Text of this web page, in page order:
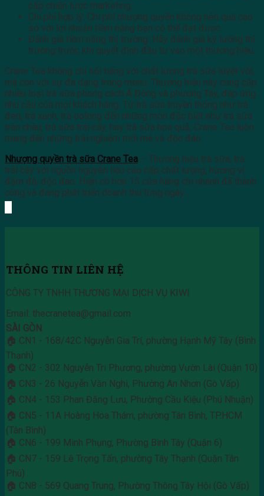
cấp chiến lược marketing.
Chi phí hợp lý: Chi phí nhượng quyền không nên quá cao
so với lợi nhuận tiềm năng bạn có thể đạt được.
Đánh giá tiềm năng thị trường: Hãy đánh giá kỹ lưỡng thị
trường trước khi quyết định đầu tư vào một thương hiệu.
Crane Tea không chỉ nổi tiếng với chất lượng trà sữa tuyệt vời,
mà còn với sự đa dạng trong menu. Thương hiệu này cung cấp
nhiều loại trà sữa phong cách Á Đông và phương Tây, đáp ứng
nhu cầu của mọi khách hàng. Từ trà sữa truyền thống như trà
đen, trà xanh, trà oolong đến những món đặc biệt như trà sữa
trân châu, trà sữa trái cây, hay trà sữa hoa quả, Crane Tea luôn
mang đến những trải nghiệm mới mẻ và độc đáo.
Nhượng quyền trà sữa Crane Tea – Thương hiệu trà sữa, trà
trái cây với nguồn nguyên liệu cao cấp chất lượng, hương vị
đậm đà, độc đáo. Hiện có hơn 15 cửa hàng chi nhánh đã thành
công và đang phát triển doanh thu từng ngày.
THÔNG TIN LIÊN HỆ
CÔNG TY TNHH THƯƠNG MẠI DỊCH VỤ KIWI
Email: thecranetea@gmail.com
SÀI GÒN
🏠 CN1 - 168/42C Nguyễn Gia Trí, phường Hạnh Mỹ Tây (Bình
Thạnh)
🏠 CN2 - 302 Nguyễn Tri Phương, phường Vườn Lài (Quận 10)
🏠 CN3 - 26 Nguyễn Văn Nghi, Phường An Nhơn (Gò Vấp)
🏠 CN4 - 153 Phan Đăng Lưu, Phường Cầu Kiệu (Phú Nhuận)
🏠 CN5 - 11A Hoàng Hoa Thám, phường Tân Bình, TP.HCM
(Tân Bình)
🏠 CN6 - 199 Minh Phụng, Phường Bình Tây (Quận 6)
🏠 CN7 - 159 Lê Trọng Tấn, phường Tây Thạnh (Quận Tân
Phú)
🏠 CN8 - 569 Quang Trung, Phường Thông Tây Hội (Gò Vấp)